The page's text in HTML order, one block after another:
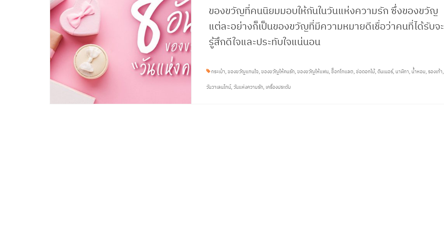
ของขวัญที่คนนิยมมอบให้กันในวันแห่งความรัก ซึ่งของขวัญ
แต่ละอย่างก็เป็นของขวัญที่มีความหมายดีเชื่อว่าคนที่ได้รับจะ
รู้สึกดีใจและประทับใจแน่นอน
กระเป๋า ,ของขวัญแทนใจ ,ของขวัญให้คนรัก ,ของขวัญให้แฟน ,ช็อกโกแลต ,ช่อดอกไม้,ดินเนอร์,นาฬิกา ,น้ำหอม ,รองเท้า
วันวาเลนไทน์,วันแห่งความรัก เครื่องประดับ